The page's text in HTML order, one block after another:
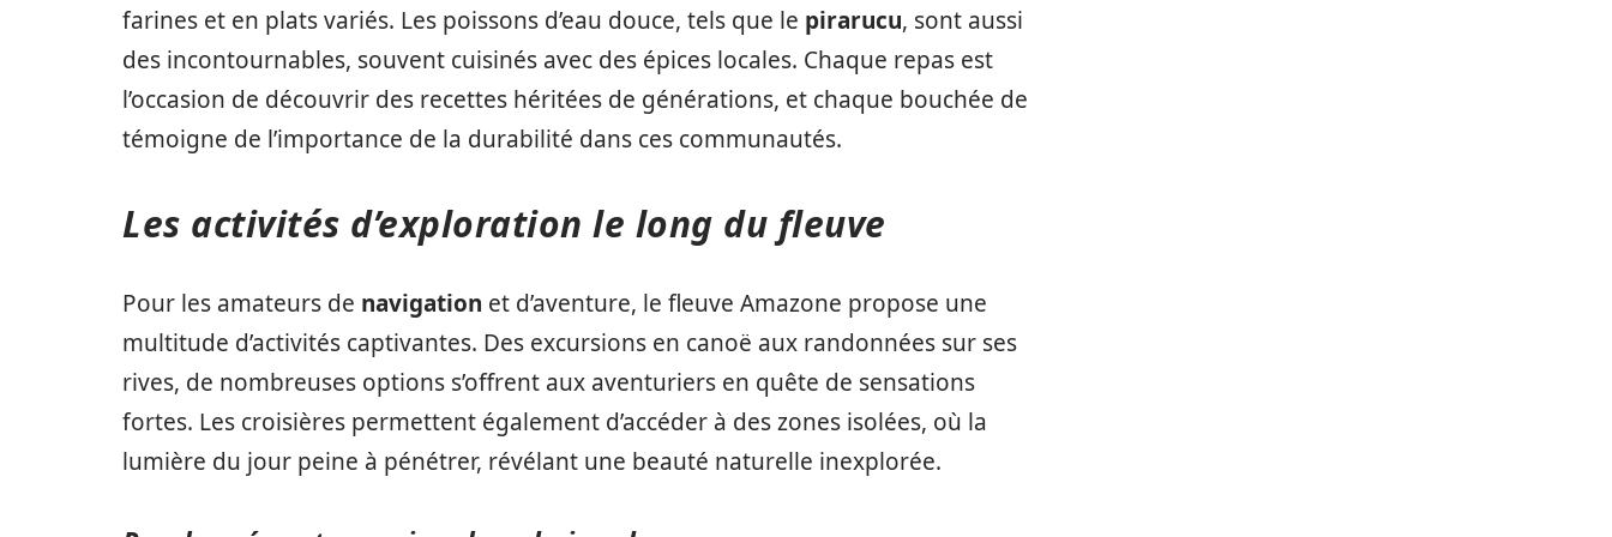
farines et en plats variés. Les poissons d’eau douce, tels que le pirarucu, sont aussi
des incontournables, souvent cuisinés avec des épices locales. Chaque repas est
l’occasion de découvrir des recettes héritées de générations, et chaque bouchée de
témoigne de l’importance de la durabilité dans ces communautés.
Les activités d’exploration le long du fleuve
Pour les amateurs de navigation et d’aventure, le fleuve Amazone propose une
multitude d’activités captivantes. Des excursions en canoë aux randonnées sur ses
rives, de nombreuses options s’offrent aux aventuriers en quête de sensations
fortes. Les croisières permettent également d’accéder à des zones isolées, où la
lumière du jour peine à pénétrer, révélant une beauté naturelle inexplorée.